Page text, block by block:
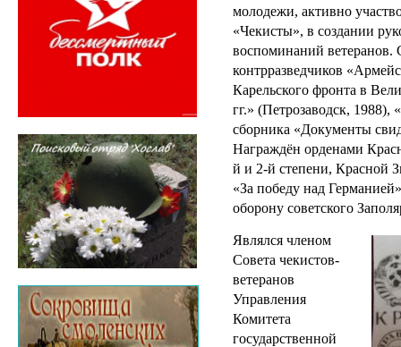
молодежи, активно
«Чекисты», в создании
воспоминаний
контрразведчиков
Карельского фронта в
гг.» (Петрозаводск,
сборника «Документы
Награждён орденами
й и 2-й степени, Красной
«За победу над
оборону советского
Являлся членом
Совета чекистов-
ветеранов
Управления
Комитета
государственной